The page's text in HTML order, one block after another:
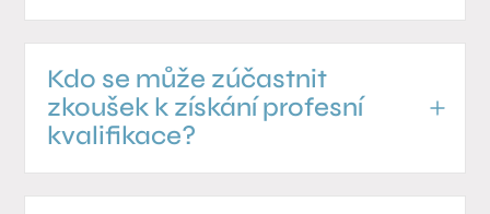
Kdo se může zúčastnit
zkoušek k získání profesní
kvalifikace?